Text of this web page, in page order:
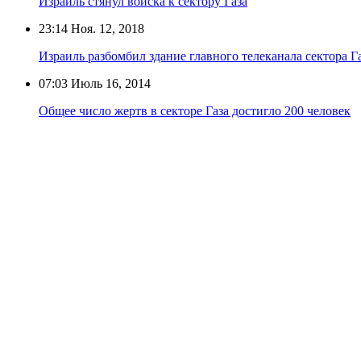
23:14 Ноя. 12, 2018
Израиль разбомбил здание главного телеканала сектора
07:03 Июль 16, 2014
Общее число жертв в секторе Газа достигло 200 человек